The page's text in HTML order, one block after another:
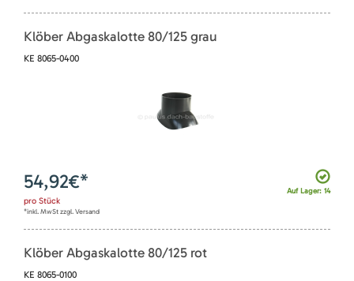
Klöber Abgaskalotte 80/125 grau
KE 8065-0400
Auf Lager: 14
54,92€*
pro Stück
*inkl. MwSt zzgl. Versand
Klöber Abgaskalotte 80/125 rot
KE 8065-0100